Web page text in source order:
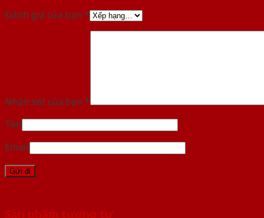
Đánh giá của bạn *
Nhận xét của bạn *
Tên
Email
Sản phẩm tương tự